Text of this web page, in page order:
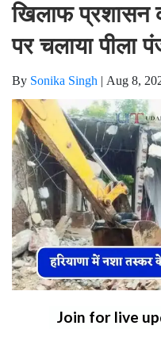
खिलाफ प्रशासन
पर चलाया पीला
By Sonika Singh | Aug 8,
Join for live